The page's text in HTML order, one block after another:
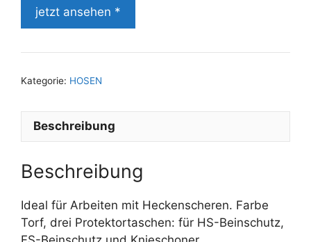
jetzt ansehen *
Kategorie: HOSEN
Beschreibung
Beschreibung
Ideal für Arbeiten mit Heckenscheren. Farbe
Torf, drei Protektortaschen: für HS-Beinschutz,